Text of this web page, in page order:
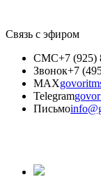
Связь с эфиром
СМС+7 (925)
Звонок+7
MAX
Telegram
Письмо